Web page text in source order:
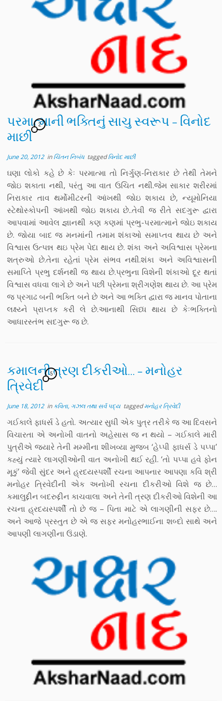
પરમાત્માની ભક્તિનું સાચુ સ્વરૂપ – વિનોદ
માછી
2
June 20, 2012inચિંતન નિબંધ taggedવિનોદ માછી
ઘણા લોકો કહે છે કેઃ પરમાત્મા તો નિર્ગુણ-નિરાકાર છે તેથી તેમને
જોઇ શકાતા નથી, પરંતુ આ વાત ઉચિત નથી.જેમ સાકાર શરીરમાં
નિરાકાર તાવ થર્મોમીટરની આંખથી જોઇ શકાય છે, ન્યૂમોનિયા
સ્ટેથોસ્કોપની આંખથી જોઇ શકાય છે..તેવી જ રીતે સદગુરૂ દ્વારા
આપવામાં આવેલ જ્ઞાનથી કણ કણમાં પ્રભુ-૫રમાત્માને જોઇ શકાય
છે. જોયા બાદ જ મનમાંની તમામ શંકાઓ સમાપ્તવ થાય છે અને
વિશ્વાસ ઉત્પન્ન થઇ પ્રેમ પેદા થાય છે. શંકા અને અવિશ્વાસ પ્રેમના
શત્રુઓ છે.તેના રહેતાં પ્રેમ સંભવ નથી.શંકા અને અવિશ્વાસની
સમાપ્તિે પ્રભુ દર્શનથી જ થાય છે.પ્રભુના વિશેની શંકાઓ દૂર થતાં
વિશ્વાસ વધવા લાગે છે અને પછી પ્રેમના શ્રીગણેશ થાય છે. આ પ્રેમ
જ પ્રગાઢ બની ભક્તિ બને છે અને આ ભક્તિ દ્વારા જ માનવ પોતાના
લક્ષ્ય્ને પ્રાપ્તક કરી લે છે.આનાથી સિધ્ધ થાય છે કેઃભક્તિનો
આધારસ્તંભ સદગુરૂ જ છે.
કમાલની ત્રણ દીકરીઓ… – મનોહર
ત્રિવેદી
5
June 18, 2012inકવિતા, ગઝલ તથા સર્વ પદ્ય taggedમનોહર ત્રિવેદી
ગઈકાલે ફાધર્સ ડે હતો. અત્યાર સુધી એક પુત્ર તરીકે જ આ દિવસને
વિચારતા એ અનોખી વાતનો અહેસાસ જ ન થયો – ગઈકાલે મારી
પુત્રીએ જ્યારે તેની મમ્મીના શીખવ્યા મુજબ ‘હેપ્પી ફાધર્સ ડે પપ્પા’
કહ્યું ત્યારે લાગણીઓની વાત અનોખી થઈ રહી. ‘તો પપ્પા હવે ફોન
મૂકું’ જેવી સુંદર અને હ્રદયસ્પર્શી રચના આપનાર આપણા કવિ શ્રી
મનોહર ત્રિવેદીની એક અનોખી રચના દીકરીઓ વિશે જ છે…
કમાલુદ્દીન બદરુદ્દીન કાચવાલા અને તેની ત્રણ દીકરીઓ વિશેની આ
રચના હ્રદયસ્પર્શી તો છે જ – પિતા માટે એ લાગણીની સફર છે….
અને આજે પ્રસ્તુત છે એ જ સફર મનોહરભાઈના શબ્દો સાથે અને
આપણી લાગણીના ઉંડાણે.